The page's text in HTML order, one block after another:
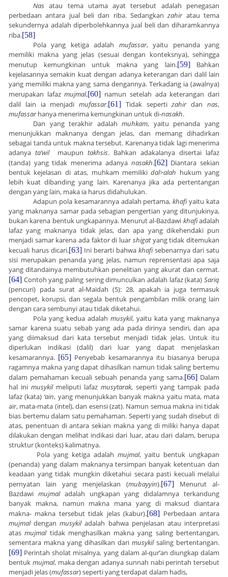
Nas atau tema utama ayat tersebut adalah penegasan
perbedaan antara jual beli dan riba. Sedangkanzahiratau tema
sekundernya adalah diperbolehkannya jual beli dan diharamkannya
riba.[58]
Pola yang ketiga adalah mufassar, yaitu penanda yang
memiliki makna yang jelas (sesuai dengan konteksnya), sehingga
menutup kemungkinan untuk makna yang lain.[59]Bahkan
kejelasannya semakin kuat dengan adanya keterangan dari dalil lain
yang memiliki makna yang sama dengannya. Terkadang ia (awalnya)
merupakan lafazmujmal,[60] namun setelah ada keterangan dari
dalil lain ia menjadimufassar.[61] Tidak sepertizahirdannas,
mufassarhanya menerima kemungkinan untuk di-nasakh.
Dan yang terakhir adalahmuhkam, yaitu penanda yang
menunjukkan maknanya dengan jelas, dan memang dihadirkan
sebagai tanda untuk makna tersebut. Karenanya tidak lagi menerima
adanya ta’wilmaupun takhsis. Bahkan adakalanya disertai lafaz
(tanda) yang tidak menerima adanya nasakh.[62]Diantara sekian
bentuk kejelasan di atas, muhkam memilikidal>alah hukum yang
lebih kuat dibanding yang lain. Karenanya jika ada pertentangan
dengan yang lain, maka ia harus didahulukan.
Adapun pola kesamarannya adalah pertama,khafiyaitu kata
yang maknanya samar pada sebagian pengertian yang ditunjukinya,
bukan karena bentuk ungkapannya. Menurut al-Bazdawi khafiadalah
lafaz yang maknanya tidak jelas, dan apa yang dikehendaki pun
menjadi samar karena ada faktor di luar shigatyang tidak ditemukan
kecuali harus dicari.[63] Ini berarti bahwa khafisebenarnya dari satu
sisi merupakan penanda yang jelas, namun reprensentasi apa saja
yang ditandainya membutuhkan penelitian yang akurat dan cermat.
[64] Contoh yang paling sering dimunculkan adalah lafaz (kata) Sariq
(pencuri) pada surat al-Maidah (5): 28, apakah ia juga termasuk
pencopet, korupsi, dan segala bentuk pengambilan milik orang lain
dengan cara sembunyi atau tidak diketahui.
Pola yang kedua adalah musykil, yaitu kata yang maknanya
samar karena suatu sebab yang ada pada dirinya sendiri, dan apa
yang diimaksud dari kata tersebut menjadi tidak jelas. Untuk itu
diperlukan indikasi (dalil) dari luar yang dapat menjelaskan
kesamarannya. [65] Penyebab kesamarannya itu biasanya berupa
ragamnya makna yang dapat dihasilkan namun tidak saling bertemu
dalam pemahaman kecuali sebuah penanda yang sama.[66] Dalam
hal ini musykilmeliputi lafaz musytarak, seperti yang tampak pada
lafaz (kata) ‘ain, yang menunjukkan banyak makna yaitu mata, mata
air, mata-mata (intel), dan esensi (zat). Namun semua makna ini tidak
bias bertemu dalam satu pemahaman. Seperti yang sudah disebut di
atas, penentuan di antara sekian makna yang di miliki hanya dapat
dilakukan dengan melihat indikasi dari luar, atau dari dalam, berupa
struktur (konteks) kalimatnya.
Pola yang ketiga adalah mujmal, yaitu bentuk ungkapan
(penanda) yang dalam maknanya tersimpan banyak ketentuan dan
keadaan yang tidak mungkin diketahui secara pasti kecuali melalui
pernyatan lain yang menjelaskan (mubayyin).[67] Menurut al-
Bazdawi mujmaladalah ungkapan yang didalamnya terkandung
banyak makna, namun makna mana yang di maksud diantara
makna- makna tersebut tidak jelas (kabur).[68] Perbedaan antara
mujmaldenganmusykiladalah bahwa penjelasan atau interpretasi
atasmujmaltidak menghasilkan makna yang saling bertentangan,
sementara makna yang dihasilkan dari musykilsaling bertentangan.
[69] Perintah sholat misalnya, yang dalam al-qur’an diungkap dalam
bentuk mujmal, maka dengan adanya sunnah nabi perintah tersebut
menjadi jelas (mufassar) seperti yang terdapat dalam hadis,